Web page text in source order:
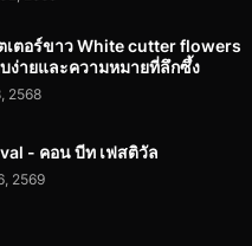
เตอร์ขาว White cutter flowers
ง่ายและความหมายที่ลึกซึ้ง
2568
- คอน บีท เฟสติวัล
2569